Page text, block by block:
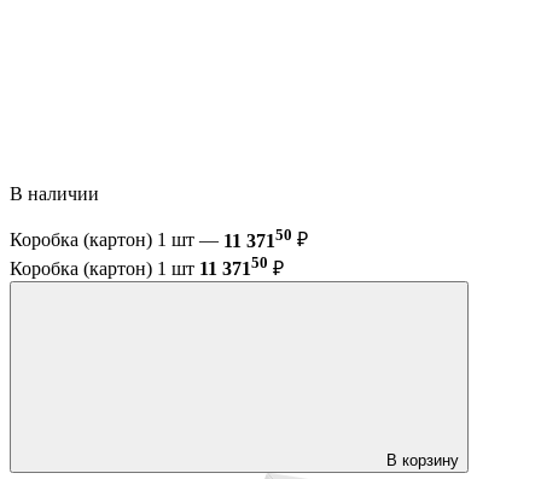
В наличии
Коробка (картон) 1 шт — 11 37150 ₽
Коробка (картон) 1 шт 11 37150 ₽
В корзину